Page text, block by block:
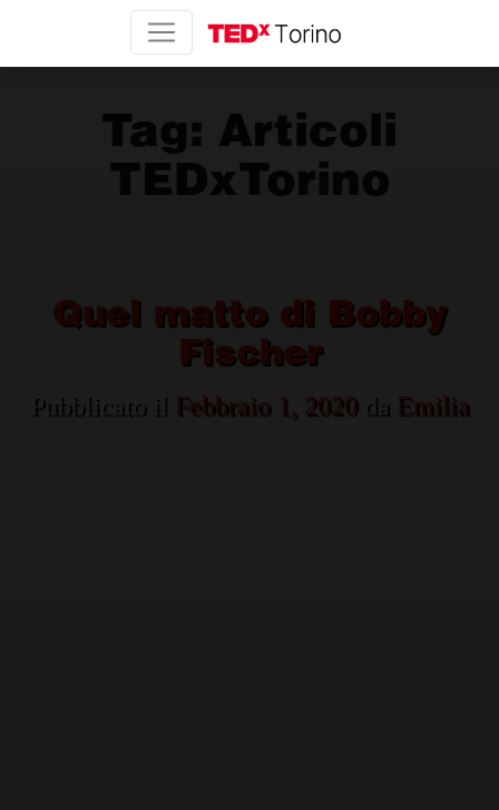
Tag: Articoli
TEDxTorino
Quel matto di Bobby
Fischer
Pubblicato il Febbraio 1, 2020da Emilia